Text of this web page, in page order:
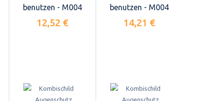
benutzen - M004
12,52 €
benutzen - M004
14,21 €